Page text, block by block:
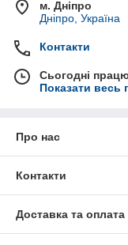
м. Дніпро
Дніпро, Україна
Контакти
Сьогодні
Показати весь
Про нас
Контакти
Доставка та оплата